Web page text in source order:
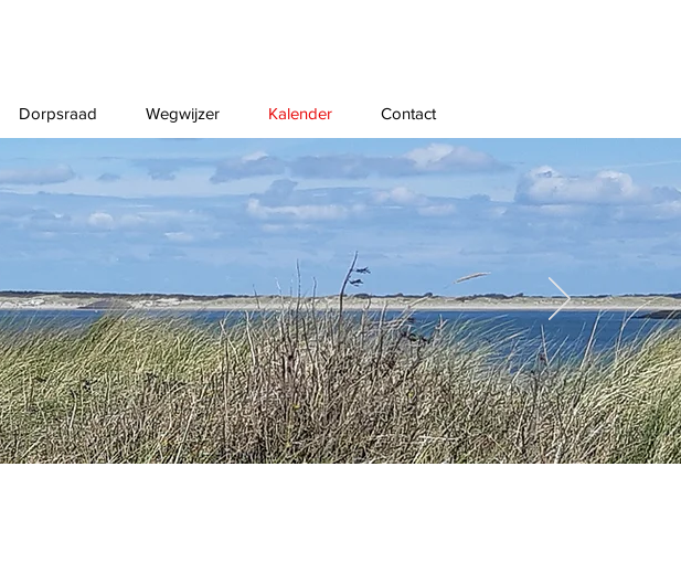
Dorpsraad Wegwijzer Kalender Contact